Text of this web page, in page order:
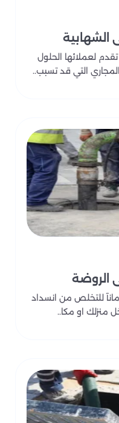
لعملائها الحلول
التي قد تسبب..
الروضة
للتخلص من انسداد
منزلك او مكا..